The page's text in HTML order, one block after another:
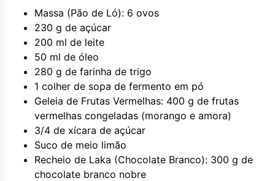
Massa (Pão de Ló): 6 ovos
230 g de açúcar
200 ml de leite
50 ml de óleo
280 g de farinha de trigo
1 colher de sopa de fermento em pó
Geleia de Frutas Vermelhas: 400 g de frutas
vermelhas congeladas (morango e amora)
3/4 de xícara de açúcar
Suco de meio limão
Recheio de Laka (Chocolate Branco): 300 g de
chocolate branco nobre